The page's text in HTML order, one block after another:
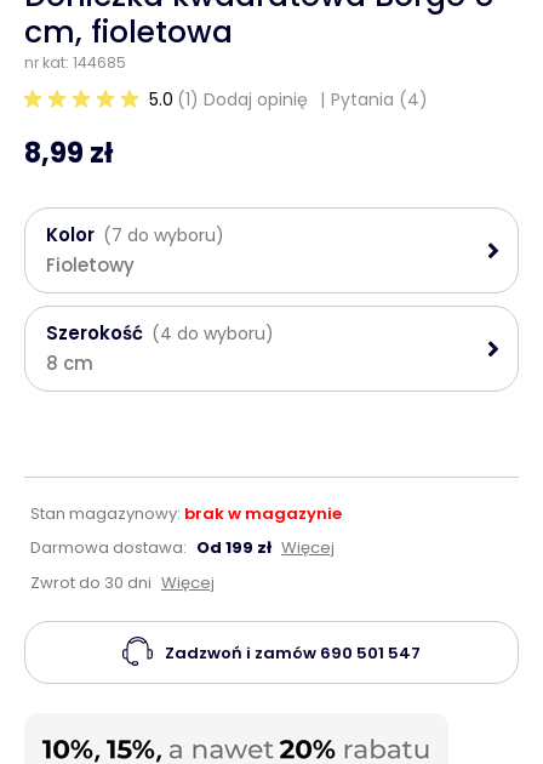
cm, fioletowa
nr kat: 144685
5.0 (1) Dodaj opinię Pytania (4)
8,99 zł
Kolor (7 do wyboru)
Fioletowy
Szerokość (4 do wyboru)
8 cm
Stan magazynowy: brak w magazynie
Darmowa dostawa: Od 199 zł Więcej
Zwrot do 30 dni Więcej
Zadzwoń i zamów 690 501 547